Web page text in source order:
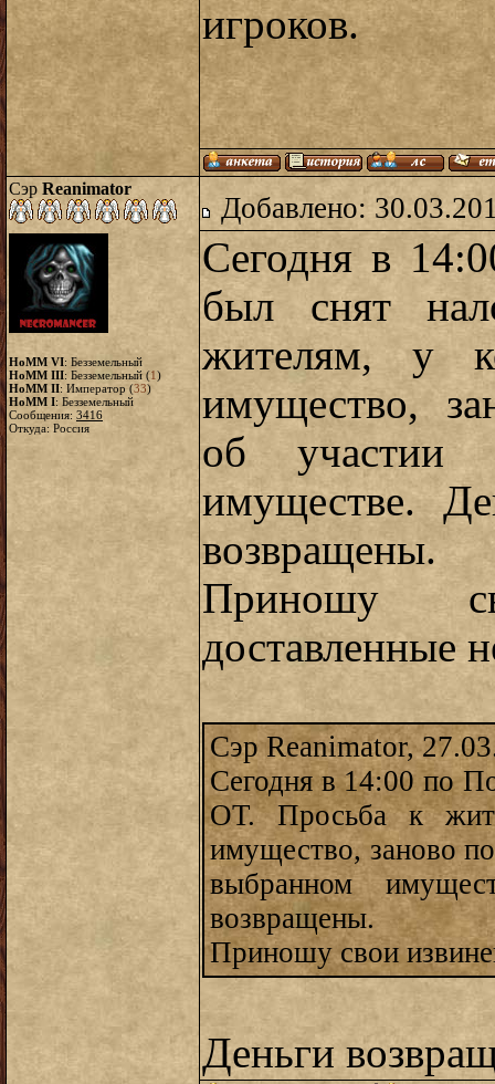
игроков.
Сэр Reanimator
HoMM VI: Безземельный
HoMM III: Безземельный (1)
HoMM II: Император (33)
HoMM I: Безземельный
Сообщения: 3416
Откуда: Россия
Добавлено:
Сегодня в
был снят
жителям, у
имущество,
об
имуществе.
возвращены.
Приношу
доставленные
Сэр Reanimator,
Сегодня в 14:00 по
ОТ. Просьба к
имущество, заново
выбранном
возвращены.
Приношу свои
Деньги